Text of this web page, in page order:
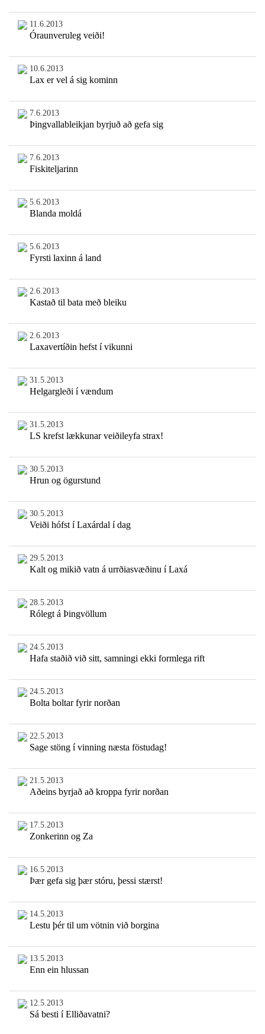
11.6.2013
Óraunveruleg veiði!
10.6.2013
Lax er vel á sig kominn
7.6.2013
Þingvallableikjan byrjuð að gefa sig
7.6.2013
Fiskiteljarinn
5.6.2013
Blanda moldá
5.6.2013
Fyrsti laxinn á land
2.6.2013
Kastað til bata með bleiku
2.6.2013
Laxavertíðin hefst í vikunni
31.5.2013
Helgargleði í vændum
31.5.2013
LS krefst lækkunar veiðileyfa strax!
30.5.2013
Hrun og ögurstund
30.5.2013
Veiði hófst í Laxárdal í dag
29.5.2013
Kalt og mikið vatn á urrðiasvæðinu í Laxá
28.5.2013
Rólegt á Þingvöllum
24.5.2013
Hafa staðið við sitt, samningi ekki formlega rift
24.5.2013
Bolta boltar fyrir norðan
22.5.2013
Sage stöng í vinning næsta föstudag!
21.5.2013
Aðeins byrjað að kroppa fyrir norðan
17.5.2013
Zonkerinn og Za
16.5.2013
Þær gefa sig þær stóru, þessi stærst!
14.5.2013
Lestu þér til um vötnin við borgina
13.5.2013
Enn ein hlussan
12.5.2013
Sá besti í Elliðavatni?